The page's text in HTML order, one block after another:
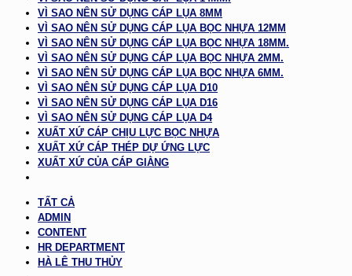
VÌ SAO NÊN SỬ DỤNG CÁP LỤA 8MM
VÌ SAO NÊN SỬ DỤNG CÁP LỤA BỌC NHỰA 12MM
VÌ SAO NÊN SỬ DỤNG CÁP LỤA BỌC NHỰA 18MM.
VÌ SAO NÊN SỬ DỤNG CÁP LỤA BỌC NHỰA 2MM.
VÌ SAO NÊN SỬ DỤNG CÁP LỤA BỌC NHỰA 6MM.
VÌ SAO NÊN SỬ DỤNG CÁP LỤA D10
VÌ SAO NÊN SỬ DỤNG CÁP LỤA D16
VÌ SAO NÊN SỬ DỤNG CÁP LỤA D4
XUẤT XỨ CÁP CHỊU LỰC BỌC NHỰA
XUẤT XỨ CÁP THÉP DỰ ỨNG LỰC
XUẤT XỨ CỦA CÁP GIẰNG
TẤT CẢ
ADMIN
CONTENT
HR DEPARTMENT
HÀ LÊ THU THỦY